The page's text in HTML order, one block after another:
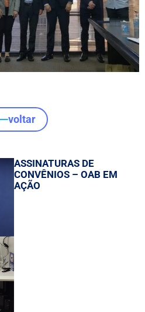
voltar
ASSINATURAS DE
CONVÊNIOS – OAB EM
AÇÃO